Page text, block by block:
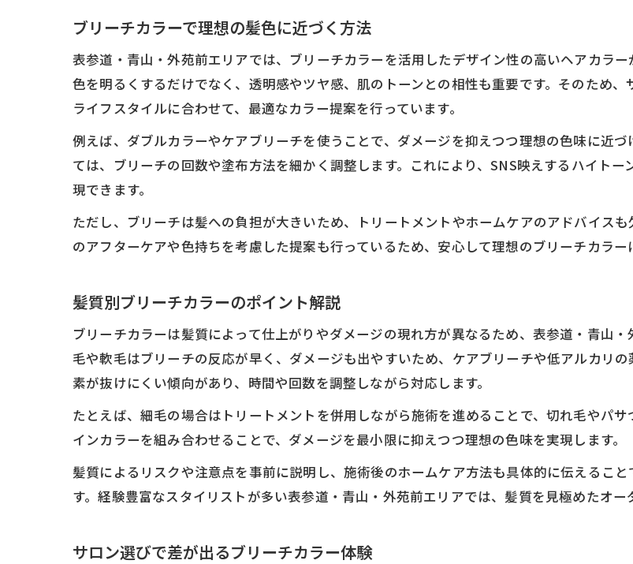
ブリーチカラー後の美髪キープ法
透明感重視のブリーチカラー失敗例
ブリーチカラーで旬のヘアデザイ
人気スタイリストが提案するブリ
SNS映えするブリーチカラー最旬
パーソナルカラーで選ぶブリーチ
なりたい印象別ブリーチカラー提案
ブリーチカラーで個性を活かすポイ
ブリーチカラーで叶える自分らしさ
ブリーチカラーで理想の髪色に近づく方法
表参道・青山・外苑前エリアでは、ブリーチカラーを活用したデザイン性の高いヘアカラ
色を明るくするだけでなく、透明感やツヤ感、肌のトーンとの相性も重要です。そのため
ライフスタイルに合わせて、最適なカラー提案を行っています。
例えば、ダブルカラーやケアブリーチを使うことで、ダメージを抑えつつ理想の色味に近
ては、ブリーチの回数や塗布方法を細かく調整します。これにより、SNS映えするハイト
現できます。
ただし、ブリーチは髪への負担が大きいため、トリートメントやホームケアのアドバイス
のアフターケアや色持ちを考慮した提案も行っているため、安心して理想のブリーチカラー
髪質別ブリーチカラーのポイント解説
ブリーチカラーは髪質によって仕上がりやダメージの現れ方が異なるため、表参道・青山
毛や軟毛はブリーチの反応が早く、ダメージも出やすいため、ケアブリーチや低アルカリ
素が抜けにくい傾向があり、時間や回数を調整しながら対応します。
たとえば、細毛の場合はトリートメントを併用しながら施術を進めることで、切れ毛やパ
インカラーを組み合わせることで、ダメージを最小限に抑えつつ理想の色味を実現します。
髪質によるリスクや注意点を事前に説明し、施術後のホームケア方法も具体的に伝えるこ
す。経験豊富なスタイリストが多い表参道・青山・外苑前エリアでは、髪質を見極めたオー
サロン選びで差が出るブリーチカラー体験